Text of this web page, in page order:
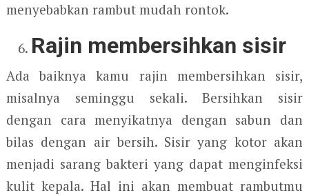
menyebabkan rambut mudah rontok.
Rajin membersihkan sisir
Ada baiknya kamu rajin membersihkan sisir,
misalnya seminggu sekali. Bersihkan sisir
dengan cara menyikatnya dengan sabun dan
bilas dengan air bersih. Sisir yang kotor akan
menjadi sarang bakteri yang dapat menginfeksi
kulit kepala. Hal ini akan membuat rambutmu